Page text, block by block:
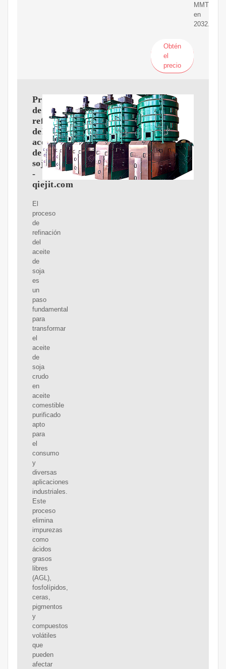
MMT
en
2032.
Obtén
el
precio
Proceso
de
refinación
del
aceite
de
soja
-
qiejit.com
El
proceso
de
refinación
del
aceite
de
soja
es
un
paso
fundamental
para
transformar
el
aceite
de
soja
crudo
en
aceite
comestible
purificado
apto
para
el
consumo
y
diversas
aplicaciones
industriales.
Este
proceso
elimina
impurezas
como
ácidos
grasos
libres
(AGL),
fosfolípidos,
ceras,
pigmentos
y
compuestos
volátiles
que
pueden
afectar